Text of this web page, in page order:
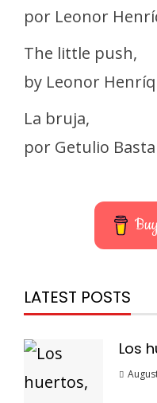
por Leonor
The little push,
by Leonor
La bruja,
por Getulio
LATEST POSTS
Los